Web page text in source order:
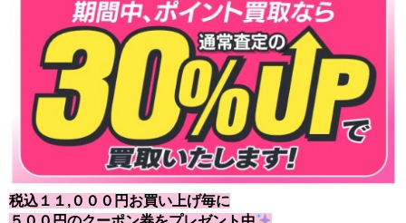
税込１１,０００円お買い上げ毎に